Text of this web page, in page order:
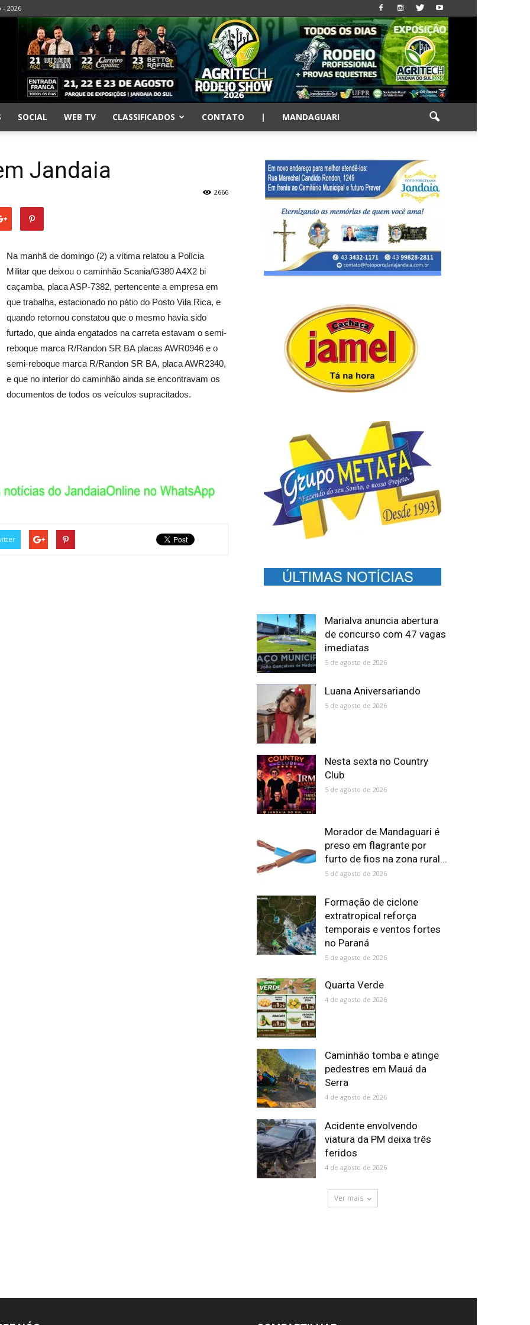
- 2026
SOCIAL WEB TV CLASSIFICADOS CONTATO | MANDAGUARI
Jandaia
2666
Na manhã de domingo (2) a vítima relatou a Polícia
Militar que deixou o caminhão Scania/G380 A4X2 bi
caçamba, placa ASP-7382, pertencente a empresa em
que trabalha, estacionado no pátio do Posto Vila Rica, e
quando retornou constatou que o mesmo havia sido
furtado, que ainda engatados na carreta estavam o semi-
reboque marca R/Randon SR BA placas AWR0946 e o
semi-reboque marca R/Randon SR BA, placa AWR2340,
e que no interior do caminhão ainda se encontravam os
documentos de todos os veículos supracitados.
Marialva anuncia abertura
de concurso com 47 vagas
imediatas
5 de agosto de 2026
Luana Aniversariando
5 de agosto de 2026
Nesta sexta no Country
Club
5 de agosto de 2026
Morador de Mandaguari é
preso em flagrante por
furto de fios na zona rural...
5 de agosto de 2026
Formação de ciclone
extratropical reforça
temporais e ventos fortes
no Paraná
5 de agosto de 2026
Quarta Verde
4 de agosto de 2026
Caminhão tomba e atinge
pedestres em Mauá da
Serra
4 de agosto de 2026
Acidente envolvendo
viatura da PM deixa três
feridos
4 de agosto de 2026
Ver mais